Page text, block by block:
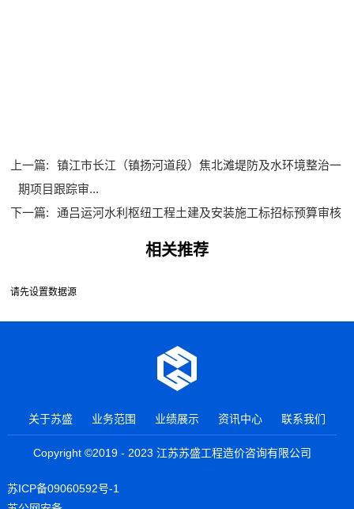
上一篇:
镇江市长江（镇扬河道段）焦北滩堤防及水环境整治一
期项目跟踪审...
下一篇:
通吕运河水利枢纽工程土建及安装施工标招标预算审核
相关推荐
请先设置数据源
关于苏盛 业务范围 业绩展示 资讯中心 联系我们
Copyright ©2019 - 2023 江苏苏盛工程造价咨询有限公司
苏ICP备09060592号-1